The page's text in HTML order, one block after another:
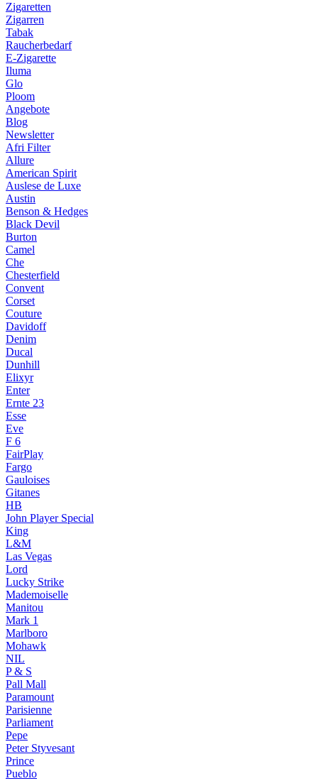
Zigaretten
Zigarren
Tabak
Raucherbedarf
E-Zigarette
Iluma
Glo
Ploom
Angebote
Blog
Newsletter
Afri Filter
Allure
American Spirit
Auslese de Luxe
Austin
Benson & Hedges
Black Devil
Burton
Camel
Che
Chesterfield
Convent
Corset
Couture
Davidoff
Denim
Ducal
Dunhill
Elixyr
Enter
Ernte 23
Esse
Eve
F 6
FairPlay
Fargo
Gauloises
Gitanes
HB
John Player Special
King
L&M
Las Vegas
Lord
Lucky Strike
Mademoiselle
Manitou
Mark 1
Marlboro
Mohawk
NIL
P & S
Pall Mall
Paramount
Parisienne
Parliament
Pepe
Peter Styvesant
Prince
Pueblo